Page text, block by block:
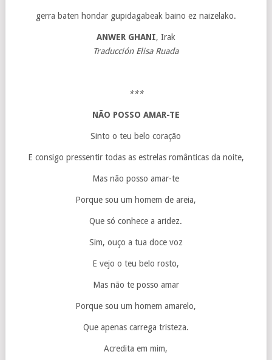
gerra baten hondar gupidagabeak baino ez naizelako.
ANWER GHANI, Irak
Traducción Elisa Ruada
***
NÃO POSSO AMAR-TE
Sinto o teu belo coração
E consigo pressentir todas as estrelas românticas da noite,
Mas não posso amar-te
Porque sou um homem de areia,
Que só conhece a aridez.
Sim, ouço a tua doce voz
E vejo o teu belo rosto,
Mas não te posso amar
Porque sou um homem amarelo,
Que apenas carrega tristeza.
Acredita em mim,